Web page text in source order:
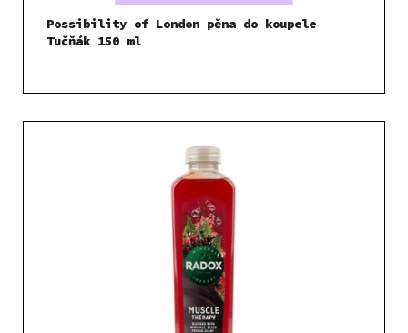
Possibility of London pěna do koupele
Tučňák 150 ml